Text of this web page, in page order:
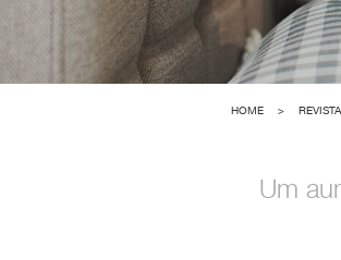
HOME > REVISTA
Um